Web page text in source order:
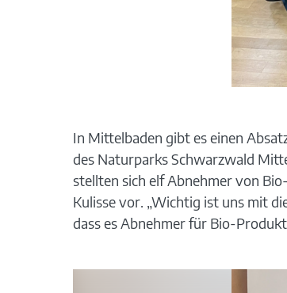
In Mittelbaden gibt es einen
des Naturparks Schwarzwald
stellten sich elf Abnehmer von
Kulisse vor. „Wichtig ist uns mit
dass es Abnehmer für Bio-